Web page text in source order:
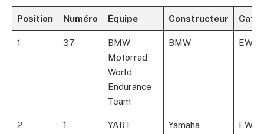
Position Numéro Équipe Constructeur
1 37
BMW
Motorrad
World
Endurance
Team
BMW EWC
2 1
YART
Yamaha EWC